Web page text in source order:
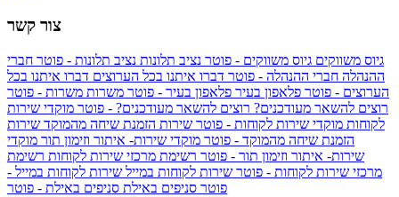
צור קשר
גיוס משווקים גיוס משווקים - פוטר נציב תלונות נציב תלונות - פוטר חברי
ההנהלה חברי ההנהלה - פוטר דברו איתנו בכל הערוצים דברו איתנו בכל
הערוצים - פוטר פלאפון בעיר פלאפון בעיר - פוטר משרות משרות - פוטר
רוצים להשאר מעודכנים? רוצים להשאר מעודכנים? - פוטר מוקדי שירות
לקוחות מוקדי שירות לקוחות - פוטר שירות הזמנת שיחה מהמוקד שירות
הזמנת שיחה מהמוקד - פוטר מוקדי שירות- איתור וזימון תור מוקדי
שירות- איתור וזימון תור - פוטר רשימת מרכזי שירות לקוחות רשימת
מרכזי שירות לקוחות - פוטר שירות לקוחות במייל שירות לקוחות במייל -
פוטר סניפים באילת סניפים באילת - פוטר